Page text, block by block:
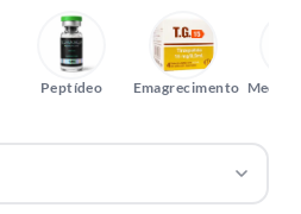
Peptídeo Emagrecimento